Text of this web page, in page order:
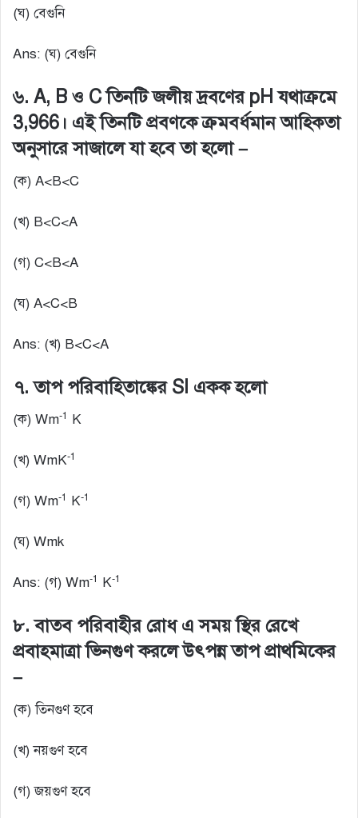
(ঘ) বেগুনি
Ans: (ঘ) বেগুনি
৬. A, B ও C তিনটি জলীয় দ্রবণের pH যথাক্রমে
3,966। এই তিনটি প্রবণকে ক্রমবর্ধমান আহিকতা
অনুসারে সাজালে যা হবে তা হলো –
(ক) A<B<C
(খ) B<C<A
(গ) C<B<A
(ঘ) A<C<B
Ans: (খ) B<C<A
৭. তাপ পরিবাহিতাঙ্কের SI একক হলো
(ক) Wm-1 K
(খ) WmK-1
(গ) Wm-1 K-1
(ঘ) Wmk
Ans: (গ) Wm-1 K-1
৮. বাতব পরিবাহীর রোধ এ সময় স্থির রেখে
প্রবাহমাত্রা ভিনগুণ করলে উৎপন্ন তাপ প্রাথমিকের
–
(ক) তিনগুণ হবে
(খ) নয়গুণ হবে
(গ) জয়গুণ হবে